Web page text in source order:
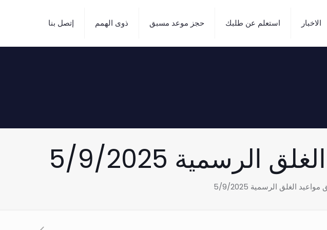
الاخبار استعلم عن طلبك حجز موعد مسبق ذوى الهمم إتصل بنا
5/9/2025
الغلق الرسمية 5/9/2025